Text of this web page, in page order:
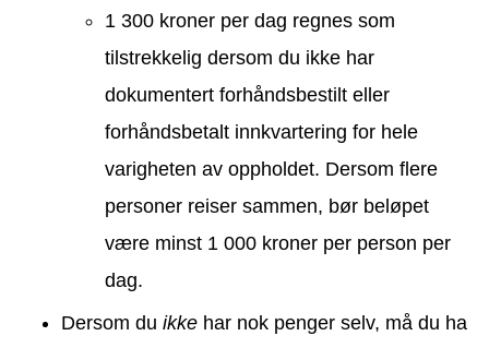
1 300 kroner per dag regnes som
tilstrekkelig dersom du ikke har
dokumentert forhåndsbestilt eller
forhåndsbetalt innkvartering for hele
varigheten av oppholdet. Dersom flere
personer reiser sammen, bør beløpet
være minst 1 000 kroner per person per
dag.
Dersom du ikke har nok penger selv, må du ha